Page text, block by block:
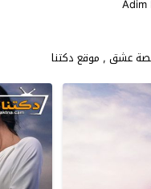
قصة عشق , موقع دكتنا